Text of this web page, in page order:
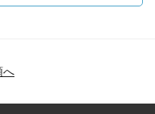
へ